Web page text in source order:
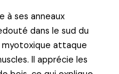
à ses anneaux
dans le sud du
myotoxique attaque
Il apprécie les